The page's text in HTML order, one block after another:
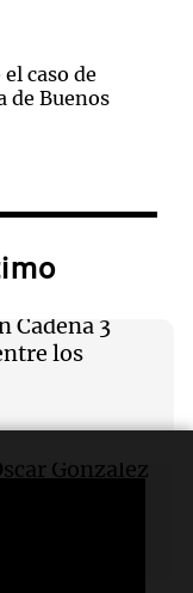
caso de
de Buenos
de colorantes
y rechaza al
y cierra su
arranca
Cadena 3
los
González
testigos